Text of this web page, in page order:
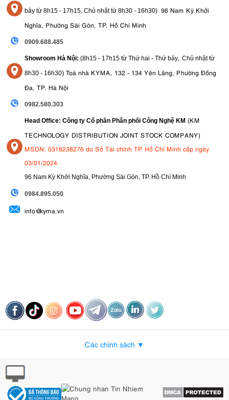
bảy từ 8h15 - 17h15, Chủ nhật từ 8h30 - 16h30) 96 Nam Kỳ Khởi
Nghĩa, Phường Sài Gòn, TP. Hồ Chí Minh
0909.688.485
Showroom Hà Nội: (8h15 - 17h15 từ Thứ hai - Thứ bảy, Chủ nhật từ
8h30 - 16h30) Toà nhà KYMA, 132 - 134 Yên Lãng, Phường Đống
Đa, TP. Hà Nội
0982.580.303
Head Office: Công ty Cổ phần Phân phối Công Nghệ KM (KM
TECHNOLOGY DISTRIBUTION JOINT STOCK COMPANY)
MSDN: 0318238276 do Sở Tài chính TP Hồ Chí Minh cấp ngày
03/01/2024
96 Nam Kỳ Khởi Nghĩa, Phường Sài Gòn, TP. Hồ Chí Minh
0984.895.050
info@kyma.vn
Các chính sách ▼